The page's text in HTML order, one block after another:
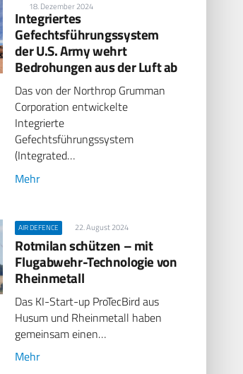
18. Dezember 2024
Integriertes
Gefechtsführungssystem
der U.S. Army wehrt
Bedrohungen aus der Luft ab
Das von der Northrop Grumman
Corporation entwickelte
Integrierte
Gefechtsführungssystem
(Integrated…
Mehr
AIR DEFENCE 22. August 2024
Rotmilan schützen – mit
Flugabwehr-Technologie von
Rheinmetall
Das KI-Start-up ProTecBird aus
Husum und Rheinmetall haben
gemeinsam einen…
Mehr